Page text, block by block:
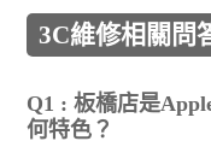
3C維修相關問
Q1 : 板橋店是
何特色？